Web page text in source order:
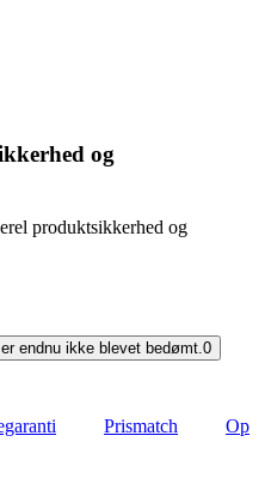
og
produktsikkerhed og
endnu ikke blevet bedømt. 0
Prismatch
Op